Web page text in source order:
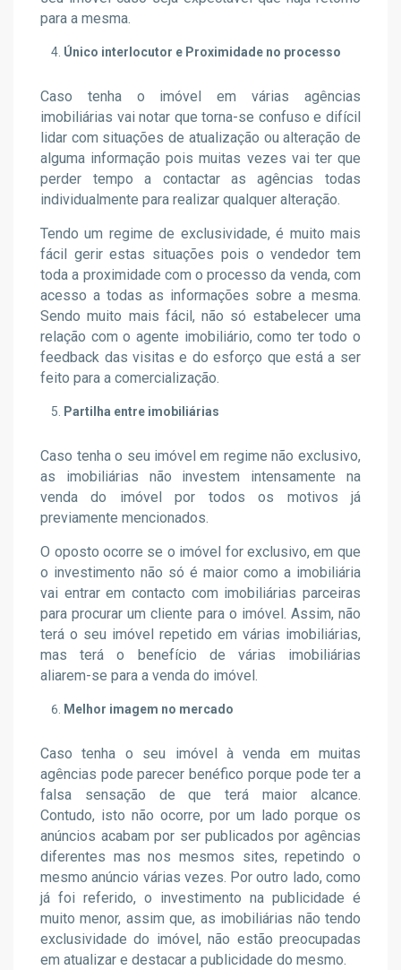
para a mesma.
Único interlocutor e Proximidade no processo
Caso tenha o imóvel em várias agências
imobiliárias vai notar que torna-se confuso e difícil
lidar com situações de atualização ou alteração de
alguma informação pois muitas vezes vai ter que
perder tempo a contactar as agências todas
individualmente para realizar qualquer alteração.
Tendo um regime de exclusividade, é muito mais
fácil gerir estas situações pois o vendedor tem
toda a proximidade com o processo da venda, com
acesso a todas as informações sobre a mesma.
Sendo muito mais fácil, não só estabelecer uma
relação com o agente imobiliário, como ter todo o
feedback das visitas e do esforço que está a ser
feito para a comercialização.
Partilha entre imobiliárias
Caso tenha o seu imóvel em regime não exclusivo,
as imobiliárias não investem intensamente na
venda do imóvel por todos os motivos já
previamente mencionados.
O oposto ocorre se o imóvel for exclusivo, em que
o investimento não só é maior como a imobiliária
vai entrar em contacto com imobiliárias parceiras
para procurar um cliente para o imóvel. Assim, não
terá o seu imóvel repetido em várias imobiliárias,
mas terá o benefício de várias imobiliárias
aliarem-se para a venda do imóvel.
Melhor imagem no mercado
Caso tenha o seu imóvel à venda em muitas
agências pode parecer benéfico porque pode ter a
falsa sensação de que terá maior alcance.
Contudo, isto não ocorre, por um lado porque os
anúncios acabam por ser publicados por agências
diferentes mas nos mesmos sites, repetindo o
mesmo anúncio várias vezes. Por outro lado, como
já foi referido, o investimento na publicidade é
muito menor, assim que, as imobiliárias não tendo
exclusividade do imóvel, não estão preocupadas
em atualizar e destacar a publicidade do mesmo.